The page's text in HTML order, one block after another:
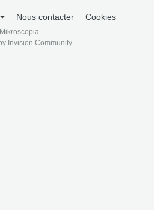
Nous contacter Cookies
Mikroscopia
Invision Community